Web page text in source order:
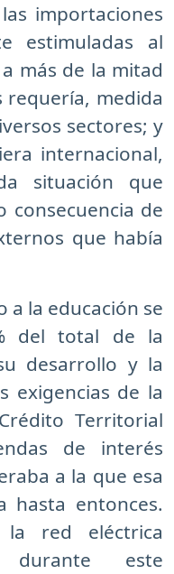
importaciones
estimuladas al
más de la mitad
requería, medida
sectores; y
internacional,
situación que
consecuencia de
que había
a la educación se
del total de la
desarrollo y la
exigencias de la
Territorial
de interés
a la que esa
hasta entonces.
red eléctrica
durante este